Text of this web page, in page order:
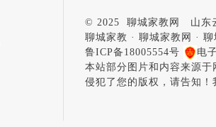
© 2025 聊城家教网 山东
聊城家教 · 聊城家教网 · 聊
鲁ICP备18005554号
电
本站部分图片和内容来源
侵犯了您的版权，请告知！